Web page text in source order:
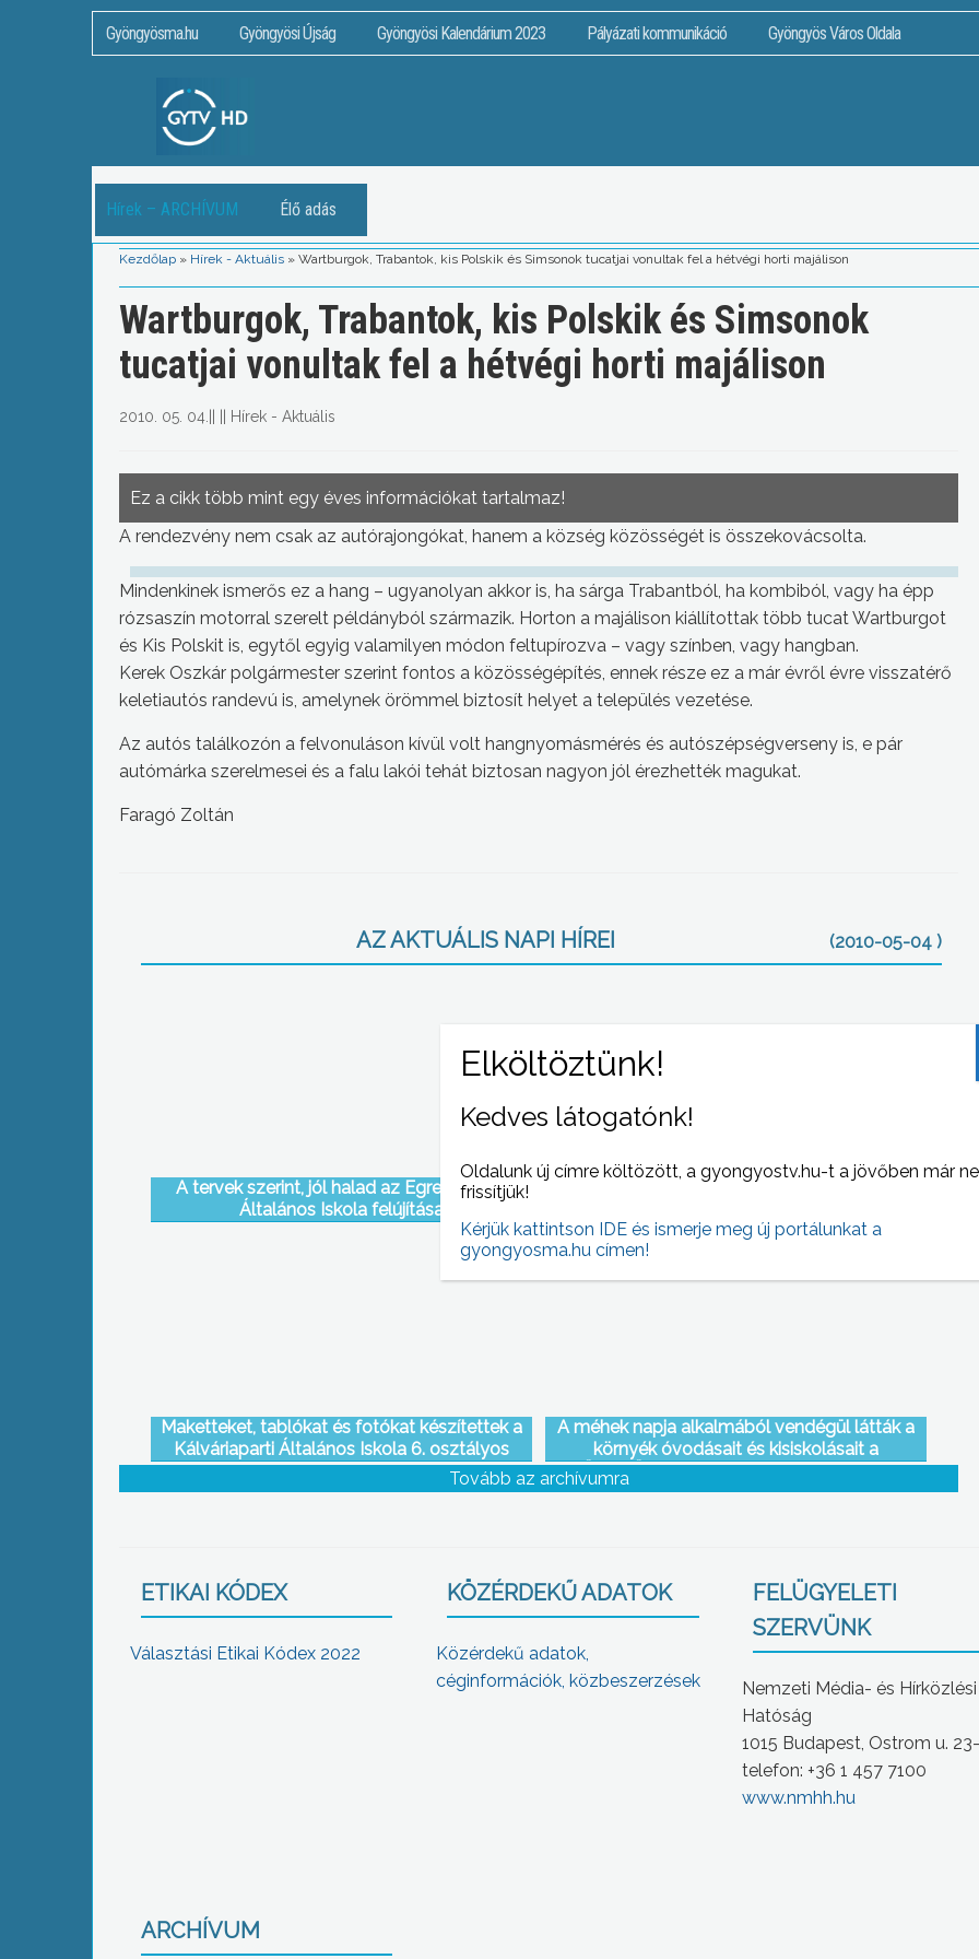
Gyöngyösma.hu Gyöngyösi Újság Gyöngyösi Kalendárium 2023 Pályázati kommunikáció Gyöngyös Város Oldala
Hírek – ARCHÍVUM Élő adás
Kezdőlap » Hírek - Aktuális » Wartburgok, Trabantok, kis Polskik és Simsonok tucatjai vonultak fel a hétvégi horti majálison
Wartburgok, Trabantok, kis Polskik és Simsonok
tucatjai vonultak fel a hétvégi horti majálison
2010. 05. 04. Hírek - Aktuális
Ez a cikk több mint egy éves információkat tartalmaz!
A rendezvény nem csak az autórajongókat, hanem a község közösségét is összekovácsolta.
Mindenkinek ismerős ez a hang – ugyanolyan akkor is, ha sárga Trabantból, ha kombiból, vagy ha épp
rózsaszín motorral szerelt példányból származik. Horton a majálison kiállítottak több tucat Wartburgot
és Kis Polskit is, egytől egyig valamilyen módon feltupírozva – vagy színben, vagy hangban.
Kerek Oszkár polgármester szerint fontos a közösségépítés, ennek része ez a már évről évre visszatérő
keletiautós randevú is, amelynek örömmel biztosít helyet a település vezetése.
Az autós találkozón a felvonuláson kívül volt hangnyomásmérés és autószépségverseny is, e pár
autómárka szerelmesei és a falu lakói tehát biztosan nagyon jól érezhették magukat.
Faragó Zoltán
AZ AKTUÁLIS NAPI HÍREI (2010-05-04 )
A tervek szerint, jól halad az Egressy Béni
Általános Iskola felújítása
Kevésbé érintettek a kábítószerek által a
egyszeri részegséget azonban nagy arányban
elfogadják – derült ki egy felmérésből
Maketteket, tablókat és fotókat készítettek a
Kálváriaparti Általános Iskola 6. osztályos
tanulói egy Gyöngyösről szóló projekt keretein
belül
A méhek napja alkalmából vendégül látták a
környék óvodásait és kisiskolásait a
GYÖNGYÖK Mátra Művelődési Központban
Tovább az archívumra
ETIKAI KÓDEX
Választási Etikai Kódex 2022
KÖZÉRDEKŰ ADATOK
Közérdekű adatok,
céginformációk, közbeszerzések
FELÜGYELETI
SZERVÜNK
Nemzeti Média- és Hírközlési
Hatóság
1015 Budapest, Ostrom u.
telefon: +36 1 457 7100
www.nmhh.hu
ARCHÍVUM
Kedves látogatónk!
Oldalunk új címre költözött, a gyongyostv.hu-t a jövőben már
frissítjük!
Kérjük kattintson IDE és ismerje meg új portálunkat a
gyongyosma.hu címen!